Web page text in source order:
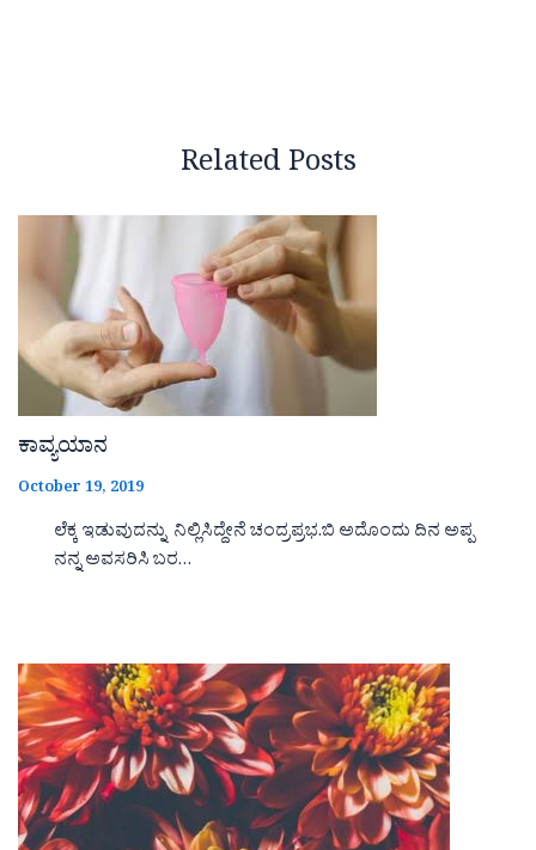
Related Posts
ಕಾವ್ಯಯಾನ
October 19, 2019
ಲೆಕ್ಕ ಇಡುವುದನ್ನು ನಿಲ್ಲಿಸಿದ್ದೇನೆ ಚಂದ್ರಪ್ರಭ.ಬಿ ಅದೊಂದು ದಿನ ಅಪ್ಪ
ನನ್ನ ಅವಸರಿಸಿ ಬರ…